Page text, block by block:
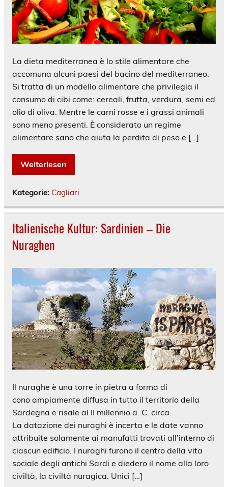
La dieta mediterranea è lo stile alimentare che
accomuna alcuni paesi del bacino del mediterraneo.
Si tratta di un modello alimentare che privilegia il
consumo di cibi come: cereali, frutta, verdura, semi ed
olio di oliva. Mentre le carni rosse e i grassi animali
sono meno presenti. È considerato un regime
alimentare sano che aiuta la perdita di peso e […]
Weiterlesen
Kategorie: Cagliari
Italienische Kultur: Sardinien – Die
Nuraghen
Il nuraghe è una torre in pietra a forma di
cono ampiamente diffusa in tutto il territorio della
Sardegna e risale al II millennio a. C. circa.
La datazione dei nuraghi è incerta e le date vanno
attribuite solamente ai manufatti trovati all’interno di
ciascun edificio. I nuraghi furono il centro della vita
sociale degli antichi Sardi e diedero il nome alla loro
civiltà, la civiltà nuragica. Unici […]